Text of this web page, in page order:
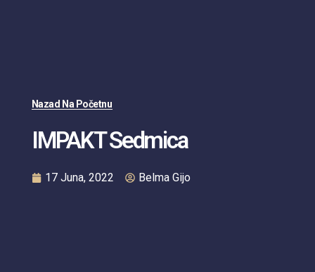
Nazad Na Početnu
IMPAKT Sedmica
17 Juna, 2022 Belma Gijo